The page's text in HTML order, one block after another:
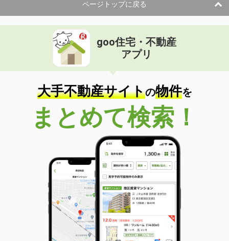
ページトップに戻る
goo住宅・不動産
アプリ
大手不動産サイトの物件を
まとめて検索！